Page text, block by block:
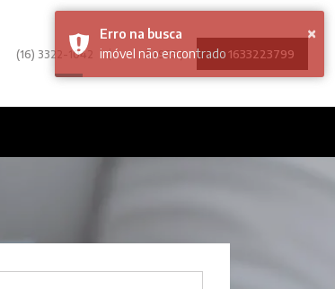
(16) 3322-1042 | 34935 J 1633223799